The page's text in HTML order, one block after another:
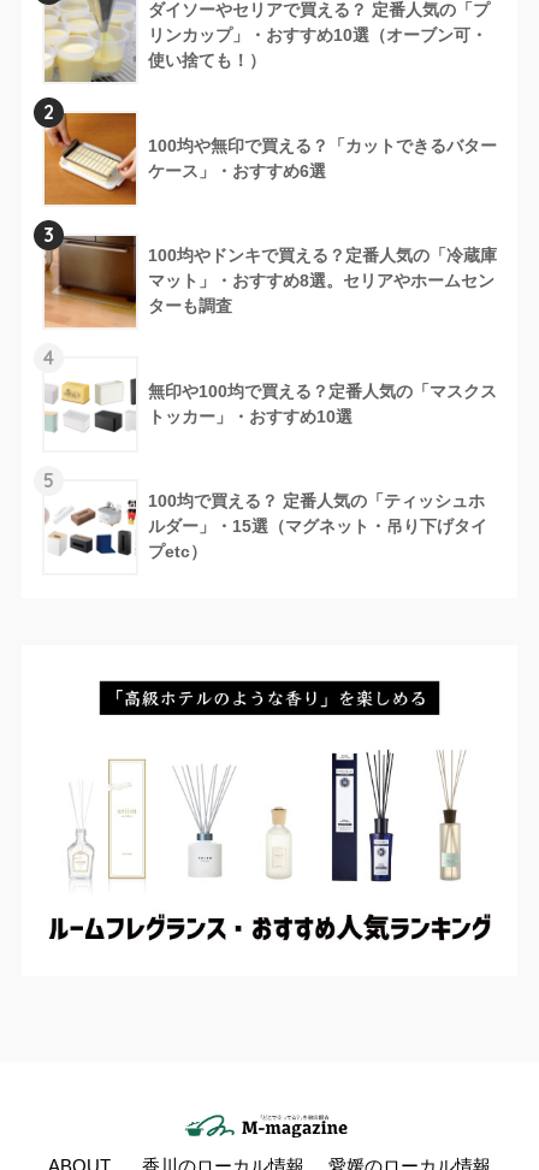
ダイソーやセリアで買える？ 定番人気の「プ
リンカップ」・おすすめ10選（オーブン可・
使い捨ても！）
2
100均や無印で買える？「カットできるバター
ケース」・おすすめ6選
3
100均やドンキで買える？定番人気の「冷蔵庫
マット」・おすすめ8選。セリアやホームセン
ターも調査
4
無印や100均で買える？定番人気の「マスクス
トッカー」・おすすめ10選
5
100均で買える？ 定番人気の「ティッシュホ
ルダー」・15選（マグネット・吊り下げタイ
プetc）
ABOUT 香川のローカル情報 愛媛のローカル情報